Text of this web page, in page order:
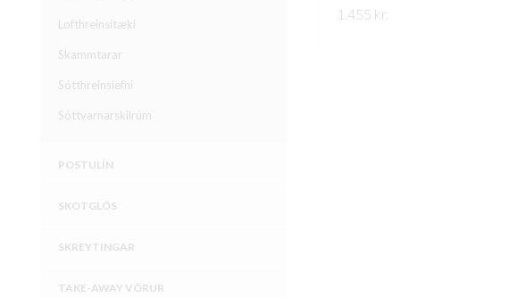
Lofthreinsitæki
Skammtarar
Sótthreinsiefni
Sóttvarnarskilrúm
POSTULÍN
SKOTGLÖS
SKREYTINGAR
TAKE-AWAY VÖRUR
1.455 kr.